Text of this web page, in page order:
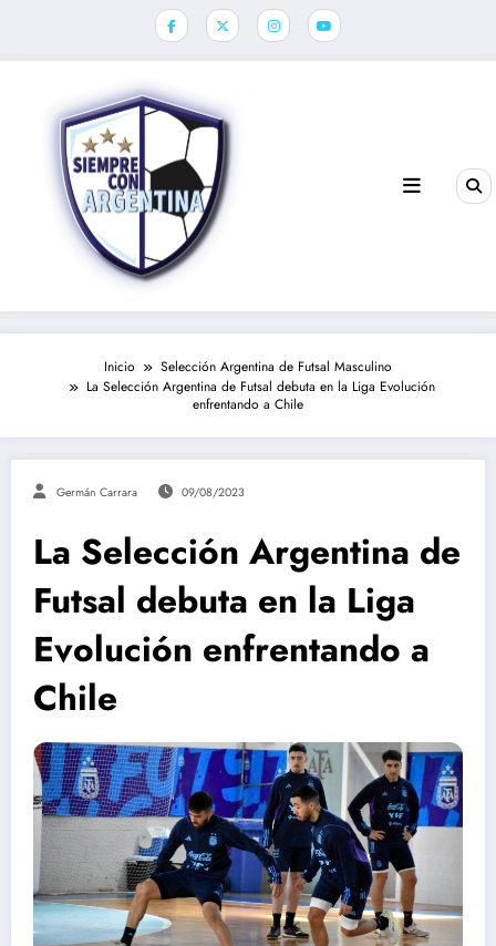
Inicio
Selección Argentina de Futsal Masculino
La Selección Argentina de Futsal debuta en la Liga Evolución
enfrentando a Chile
Germán Carrara 09/08/2023
La Selección Argentina de
Futsal debuta en la Liga
Evolución enfrentando a
Chile